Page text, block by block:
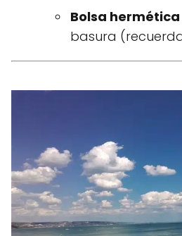
Bolsa hermética
basura